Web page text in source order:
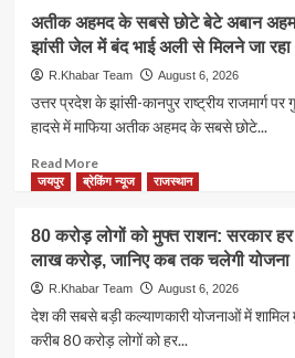
करने
की
मांग
पर
अड़े
हजारों
राजस्थान
में
अगले
तीन
दिन
भारी
बारिश
अलर्ट,
में
येलो
अलर्ट
10
अगस्त
अतीक अहमद के सबसे छोटे बेटे अबान
झांसी जेल में बंद भाई अली से मिलने जा रहा
R.Khabar Team August 6, 2026
उत्तर प्रदेश के झांसी-कानपुर राष्ट्रीय राजमार्ग
हादसे में माफिया अतीक अहमद के सबसे छोटे...
Read MoreRead
more
अतीक
अहमद
के
सबसे
छोटे
बेटे
अबान
जयपुर ब्रेकिंग न्यूज राजस्थान
80 करोड़ लोगों को मुफ्त राशन: सरकार
लाख करोड़, जानिए कब तक चलेगी योजना
R.Khabar Team August 6, 2026
देश की सबसे बड़ी कल्याणकारी योजनाओं में
करीब 80 करोड़ लोगों को हर...